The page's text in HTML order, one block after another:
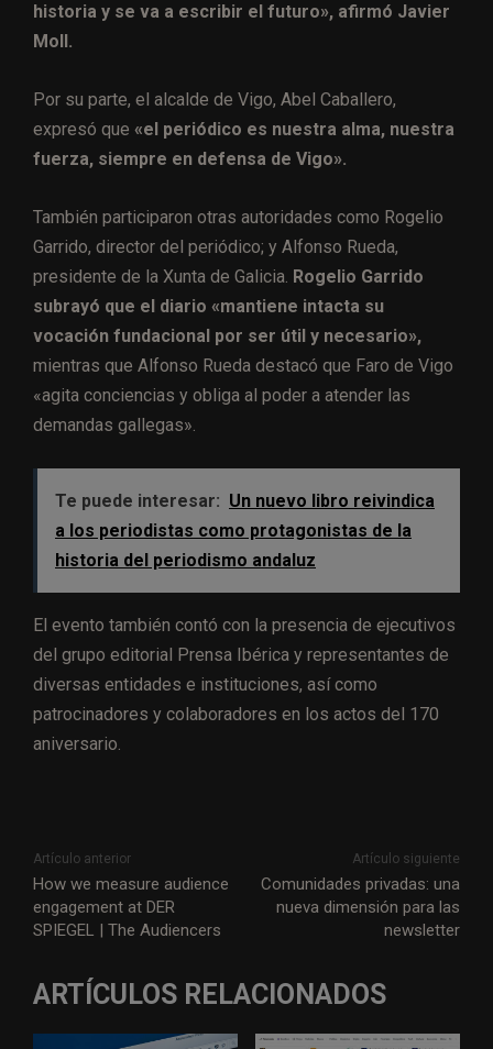
historia y se va a escribir el futuro», afirmó Javier
Moll.
Por su parte, el alcalde de Vigo, Abel Caballero,
expresó que «el periódico es nuestra alma, nuestra
fuerza, siempre en defensa de Vigo».
También participaron otras autoridades como Rogelio
Garrido, director del periódico; y Alfonso Rueda,
presidente de la Xunta de Galicia. Rogelio Garrido
subrayó que el diario «mantiene intacta su
vocación fundacional por ser útil y necesario»,
mientras que Alfonso Rueda destacó que Faro de Vigo
«agita conciencias y obliga al poder a atender las
demandas gallegas».
Te puede interesar: Un nuevo libro reivindica
a los periodistas como protagonistas de la
historia del periodismo andaluz
El evento también contó con la presencia de ejecutivos
del grupo editorial Prensa Ibérica y representantes de
diversas entidades e instituciones, así como
patrocinadores y colaboradores en los actos del 170
aniversario.
Artículo anterior
How we measure audience
engagement at DER
SPIEGEL | The Audiencers
Artículo siguiente
Comunidades privadas: una
nueva dimensión para las
newsletter
ARTÍCULOS RELACIONADOS